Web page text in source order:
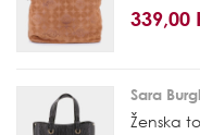
339,00
Sara
Ženska